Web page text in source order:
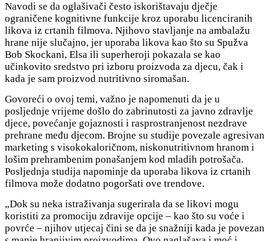
Navodi se da oglašivači često iskorištavaju dječje
ograničene kognitivne funkcije kroz uporabu licenciranih
likova iz crtanih filmova. Njihovo stavljanje na ambalažu
hrane nije slučajno, jer uporaba likova kao što su Spužva
Bob Skockani, Elsa ili superheroji pokazala se kao
učinkovito sredstvo pri izboru proizvoda za djecu, čak i
kada je sam proizvod nutritivno siromašan.
Govoreći o ovoj temi, važno je napomenuti da je u
posljednje vrijeme došlo do zabrinutosti za javno zdravlje
djece, povećanje gojaznosti i rasprostranjenost nezdrave
prehrane među djecom. Brojne su studije povezale agresivan
marketing s visokokaloričnom, niskonutritivnom hranom i
lošim prehrambenim ponašanjem kod mladih potrošača.
Posljednja studija napominje da uporaba likova iz crtanih
filmova može dodatno pogoršati ove trendove.
„Dok su neka istraživanja sugerirala da se likovi mogu
koristiti za promociju zdravije opcije ‒ kao što su voće i
povrće ‒ njihov utjecaj čini se da je snažniji kada je povezan